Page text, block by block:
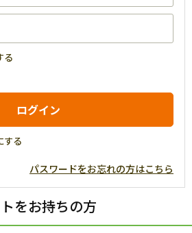
る
する
パスワードをお忘れの方はこちら
をお持ちの方